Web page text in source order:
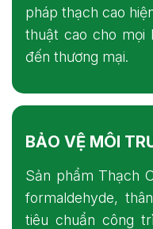
pháp thạch cao
thuật cao cho mọi
đến thương mại.
BẢO VỆ MÔI
Sản phẩm Thạch
formaldehyde,
tiêu chuẩn công